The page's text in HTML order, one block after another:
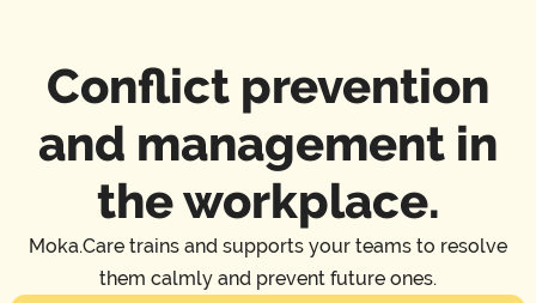
Conflict prevention
and management in
the workplace.
Moka.Care trains and supports your teams to resolve
them calmly and prevent future ones.